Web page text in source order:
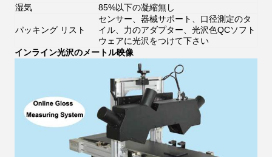
湿気
85%以下の凝縮無し
パッキング リスト
センサー、器械サポート、口径測定のタ
イル、力のアダプター、光沢色QCソフト
ウェアに光沢をつけて下さい
インライン光沢のメートル映像